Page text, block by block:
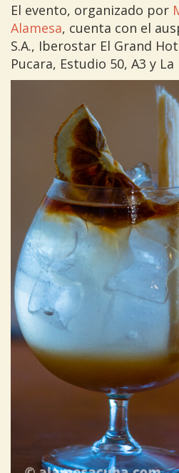
El evento, organizado por
Alamesa, cuenta con el
S.A., Iberostar El Grand
Pucara, Estudio 50, A3 y La